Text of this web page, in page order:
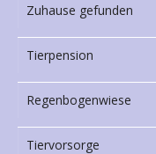
Zuhause gefunden
Tierpension
Regenbogenwiese
Tiervorsorge